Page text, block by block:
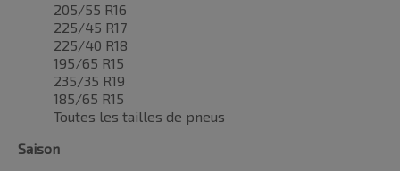
205/55 R16
225/45 R17
225/40 R18
195/65 R15
235/35 R19
185/65 R15
Toutes les tailles de pneus
Saison